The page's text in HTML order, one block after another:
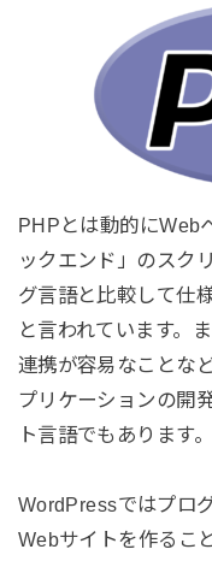
PHPとは動的にWeb
ックエンド」のスク
グ言語と比較して仕
と言われています。
連携が容易なことな
プリケーションの開
ト言語でもあります。
WordPressではプロ
Webサイトを作るこ